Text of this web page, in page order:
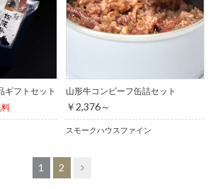
ギフトセット 山形牛コンビーフ缶詰セット
￥2,376～
スモークハウスファイン
1 2